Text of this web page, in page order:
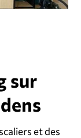
sur
et des